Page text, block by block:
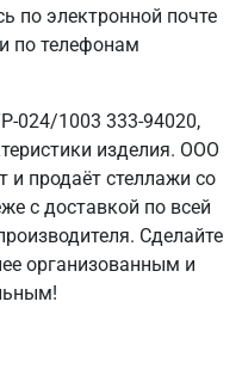
по электронной почте
по телефонам
024/1003 333-94020,
изделия. ООО
и продаёт стеллажи со
с доставкой по всей
Сделайте
организованным и